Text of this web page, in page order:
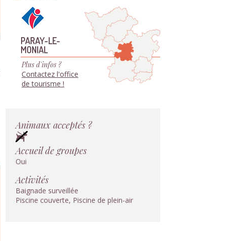
PARAY-LE-
MONIAL
Plus d'infos ?
Contactez l'office
de tourisme !
Animaux acceptés ?
Accueil de groupes
Oui
Activités
Baignade surveillée
Piscine couverte, Piscine de plein-air